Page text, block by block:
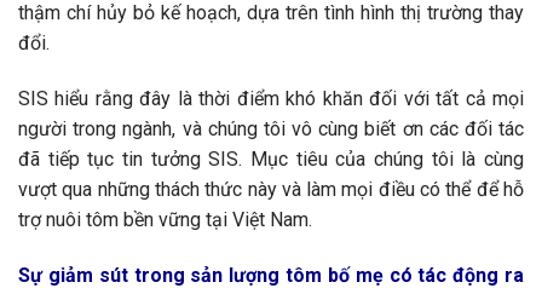
thậm chí hủy bỏ kế hoạch, dựa trên tình hình thị trường thay
đổi.
SIS hiểu rằng đây là thời điểm khó khăn đối với tất cả mọi
người trong ngành, và chúng tôi vô cùng biết ơn các đối tác
đã tiếp tục tin tưởng SIS. Mục tiêu của chúng tôi là cùng
vượt qua những thách thức này và làm mọi điều có thể để hỗ
trợ nuôi tôm bền vững tại Việt Nam.
Sự giảm sút trong sản lượng tôm bố mẹ có tác động ra